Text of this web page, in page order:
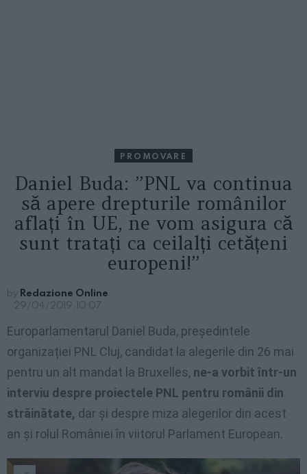
PROMOVARE
Daniel Buda: ”PNL va continua
să apere drepturile românilor
aflați în UE, ne vom asigura că
sunt tratați ca ceilalți cetățeni
europeni!”
by Redazione Online
29/04/2019, 10:07
Europarlamentarul Daniel Buda, președintele
organizației PNL Cluj, candidat la alegerile din 26 mai
pentru un alt mandat la Bruxelles, ne-a vorbit într-un
interviu despre proiectele PNL pentru românii din
străinătate, dar și despre miza alegerilor din acest
an și rolul României în viitorul Parlament European.